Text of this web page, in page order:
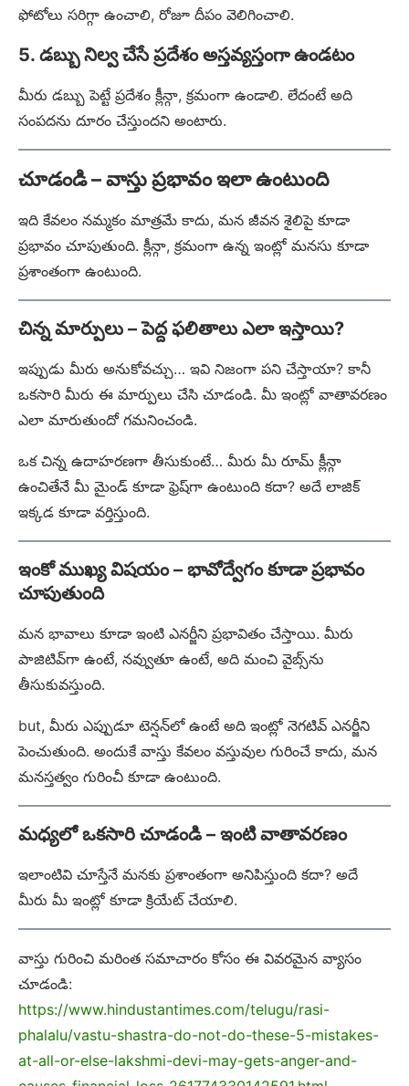
ఫోటోలు సరిగ్గా ఉంచాలి, రోజూ దీపం వెలిగించాలి.
5. డబ్బు నిల్వ చేసే ప్రదేశం అస్తవ్యస్తంగా ఉండటం
మీరు డబ్బు పెట్టే ప్రదేశం క్లీన్గా, క్రమంగా ఉండాలి. లేదంటే అది
సంపదను దూరం చేస్తుందని అంటారు.
చూడండి – వాస్తు ప్రభావం ఇలా ఉంటుంది
ఇది కేవలం నమ్మకం మాత్రమే కాదు, మన జీవన శైలిపై కూడా
ప్రభావం చూపుతుంది. క్లీన్గా, క్రమంగా ఉన్న ఇంట్లో మనసు కూడా
ప్రశాంతంగా ఉంటుంది.
చిన్న మార్పులు – పెద్ద ఫలితాలు ఎలా ఇస్తాయి?
ఇప్పుడు మీరు అనుకోవచ్చు… ఇవి నిజంగా పని చేస్తాయా? కానీ
ఒకసారి మీరు ఈ మార్పులు చేసి చూడండి. మీ ఇంట్లో వాతావరణం
ఎలా మారుతుందో గమనించండి.
ఒక చిన్న ఉదాహరణగా తీసుకుంటే… మీరు మీ రూమ్ క్లీన్గా
ఉంచితేనే మీ మైండ్ కూడా ఫ్రెష్‌గా ఉంటుంది కదా? అదే లాజిక్
ఇక్కడ కూడా వర్తిస్తుంది.
ఇంకో ముఖ్య విషయం – భావోద్వేగం కూడా ప్రభావం
చూపుతుంది
మన భావాలు కూడా ఇంటి ఎనర్జీని ప్రభావితం చేస్తాయి. మీరు
పాజిటివ్‌గా ఉంటే, నవ్వుతూ ఉంటే, అది మంచి వైబ్స్‌ను
తీసుకువస్తుంది.
but, మీరు ఎప్పుడూ టెన్షన్‌లో ఉంటే అది ఇంట్లో నెగటివ్ ఎనర్జీని
పెంచుతుంది. అందుకే వాస్తు కేవలం వస్తువుల గురించే కాదు, మన
మనస్తత్వం గురించీ కూడా ఉంటుంది.
మధ్యలో ఒకసారి చూడండి – ఇంటి వాతావరణం
ఇలాంటివి చూస్తేనే మనకు ప్రశాంతంగా అనిపిస్తుంది కదా? అదే
మీరు మీ ఇంట్లో కూడా క్రియేట్ చేయాలి.
వాస్తు గురించి మరింత సమాచారం కోసం ఈ వివరమైన వ్యాసం
చూడండి:
https://www.hindustantimes.com/telugu/rasi-
phalalu/vastu-shastra-do-not-do-these-5-mistakes-
at-all-or-else-lakshmi-devi-may-gets-anger-and-